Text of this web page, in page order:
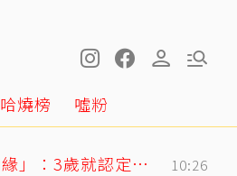
哈燒榜 噓粉
71歲姜厚任戀上小2輪女友！ 她曝「七世因緣」：3歲就認定是他 10:26